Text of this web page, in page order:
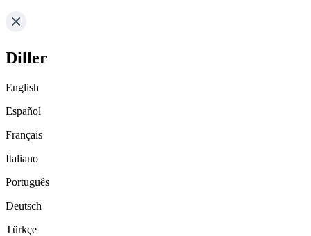
Diller
English
Español
Français
Italiano
Português
Deutsch
Türkçe